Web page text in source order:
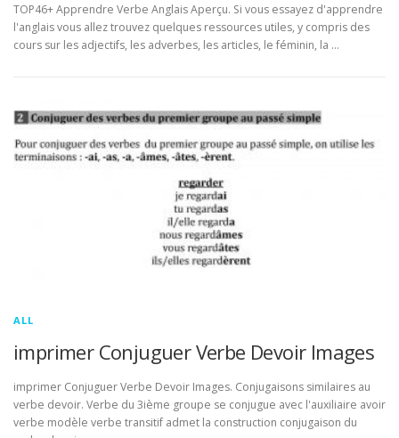
TOP46+ Apprendre Verbe Anglais Aperçu. Si vous essayez d'apprendre
l'anglais vous allez trouvez quelques ressources utiles, y compris des
cours sur les adjectifs, les adverbes, les articles, le féminin, la …
ALL
imprimer Conjuguer Verbe Devoir Images
imprimer Conjuguer Verbe Devoir Images. Conjugaisons similaires au
verbe devoir. Verbe du 3ième groupe se conjugue avec l'auxiliaire avoir
verbe modèle verbe transitif admet la construction conjugaison du